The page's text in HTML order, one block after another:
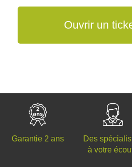
Ouvrir un
Garantie 2 ans
Des
à votre